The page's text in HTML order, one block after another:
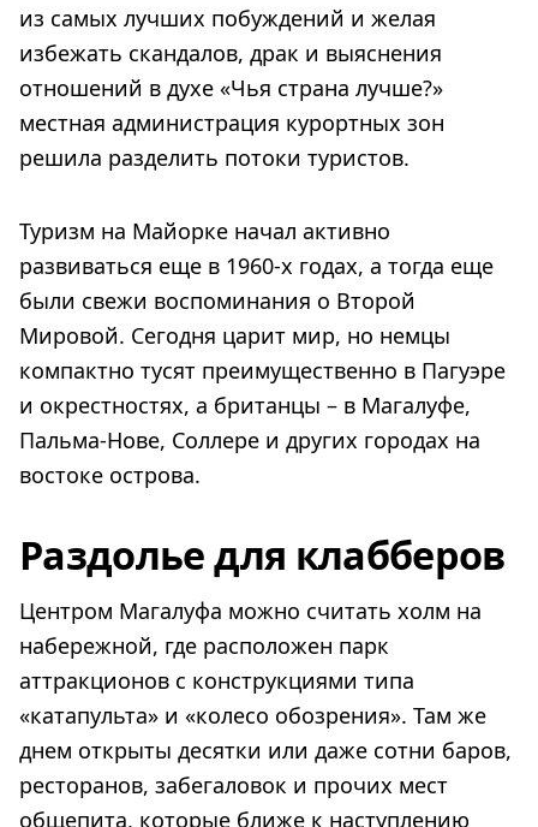
из самых лучших побуждений и желая
избежать скандалов, драк и выяснения
отношений в духе «Чья страна лучше?»
местная администрация курортных зон
решила разделить потоки туристов.
Туризм на Майорке начал активно
развиваться еще в 1960-х годах, а тогда еще
были свежи воспоминания о Второй
Мировой. Сегодня царит мир, но немцы
компактно тусят преимущественно в Пагуэре
и окрестностях, а британцы – в Магалуфе,
Пальма-Нове, Соллере и других городах на
востоке острова.
Раздолье для клабберов
Центром Магалуфа можно считать холм на
набережной, где расположен парк
аттракционов с конструкциями типа
«катапульта» и «колесо обозрения». Там же
днем открыты десятки или даже сотни баров,
ресторанов, забегаловок и прочих мест
общепита, которые ближе к наступлению